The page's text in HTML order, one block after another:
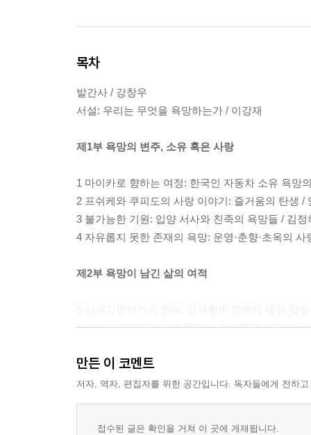
목차
발간사 / 강창우
서설: 우리는 무엇을 욕망하는가 / 이강재
제1부 욕망의 변주, 소유 혹은 사랑
1 마이카로 향하는 여정: 한국인 자동차 소유 욕망
2 프쉬케와 쿠피도의 사랑 이야기: 즐거움의 탄생 /
3 불가능한 기원: 입양 서사와 친족의 욕망들 / 김정
4 자유롭지 못한 존재의 욕망: 운영·춘향·초옥의 사
제2부 욕망이 남긴 삶의 여적
6 소설 『요재지이』에 투영된 여우와 귀신의 심상
8 루이스 부뉴엘의 영화 속 욕망의 궤적 :프로이트
9 스탈린 시대 소련 공산당원의 욕망 / 노경덕
만든 이 코멘트
저자, 역자, 편집자를 위한 공간입니다. 독자들에게 전하
접수된 글은 확인을 거쳐 이 곳에 게재됩니다.